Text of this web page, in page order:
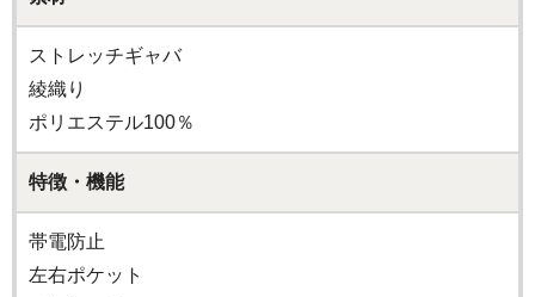
ストレッチギャバ
綾織り
ポリエステル100％
特徴・機能
帯電防止
左右ポケット